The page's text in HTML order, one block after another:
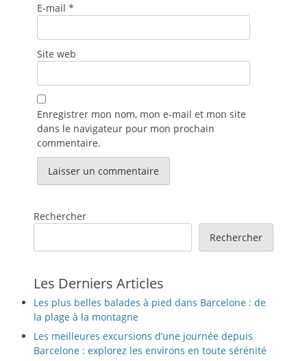
E-mail *
Site web
Enregistrer mon nom, mon e-mail et mon site
dans le navigateur pour mon prochain
commentaire.
Rechercher
Rechercher
Les Derniers Articles
Les plus belles balades à pied dans Barcelone : de
la plage à la montagne
Les meilleures excursions d’une journée depuis
Barcelone : explorez les environs en toute sérénité